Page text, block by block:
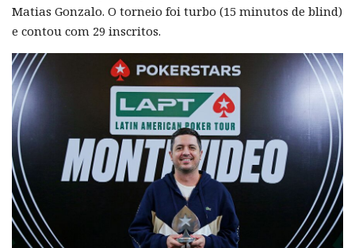
Matias Gonzalo. O torneio foi turbo (15 minutos de blind)
e contou com 29 inscritos.